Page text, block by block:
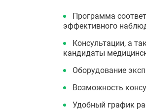
Программа
эффективного
Консультации, а
кандидаты
Оборудование
Возможность
Удобный график